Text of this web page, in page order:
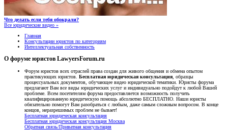
Что делать если тебя обокрали?
Все юридические видео »
Главная
Консультации юристов по категориям
Интеллектуальная собственность
О форуме юристов LawyersForum.ru
Форум юристов всех отраслей права создан для живого общения и обмена опытом
практикующих юристов. Бесплатная юридическая консультация , образцы
процессуальных документов, обучающее видео юридической тематики. Юристы форума
предлагают Вам все виды юридических услуг и индивидуально подойдут к любой Вашей
проблеме. Всем посетителям форума предоставляется возможность получить
квалифицированную юридическую помощь абсолютно БЕСПЛАТНО. Наши юристы
обязательно помогут Вам разобраться с любым, даже самым сложным вопросом. В конце
концов, неразрешимых проблем не бывает!
Бесплатная юридическая консультация
Бесплатная юридическая консультация Москва
Обратная связь/Приватная консультация